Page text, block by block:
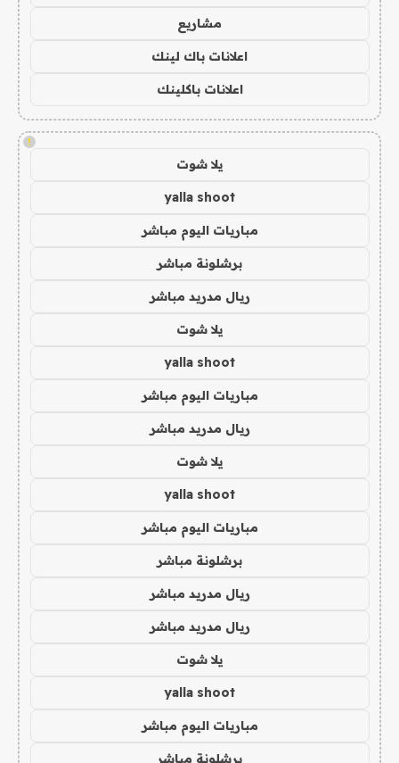
مشاريع
اعلانات باك لينك
اعلانات باكلينك
!
يلا شوت
yalla shoot
مباريات اليوم مباشر
برشلونة مباشر
ريال مدريد مباشر
يلا شوت
yalla shoot
مباريات اليوم مباشر
ريال مدريد مباشر
يلا شوت
yalla shoot
مباريات اليوم مباشر
برشلونة مباشر
ريال مدريد مباشر
ريال مدريد مباشر
يلا شوت
yalla shoot
مباريات اليوم مباشر
برشلونة مباشر